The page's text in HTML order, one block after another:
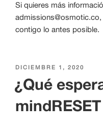
Si quieres más
contigo lo antes posible.
PUBLICADO
DICIEMBRE 1, 2020
¿Qué